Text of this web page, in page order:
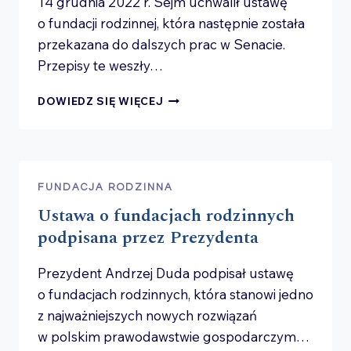
o fundacji rodzinnej, która następnie została
przekazana do dalszych prac w Senacie.
Przepisy te weszły…
DOWIEDZ SIĘ WIĘCEJ POWOŁANO
FUNDACJA RODZINNA
Ustawa o fundacjach rodzinnych
podpisana przez Prezydenta
Prezydent Andrzej Duda podpisał ustawę
o fundacjach rodzinnych, która stanowi jedno
z najważniejszych nowych rozwiązań
w polskim prawodawstwie gospodarczym…